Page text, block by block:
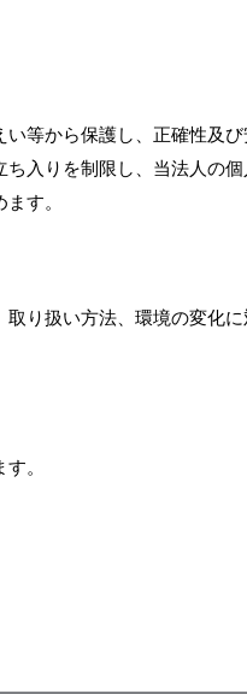
等から保護し、正確性及
入りを制限し、当法人の
す。
り扱い方法、環境の変化
。